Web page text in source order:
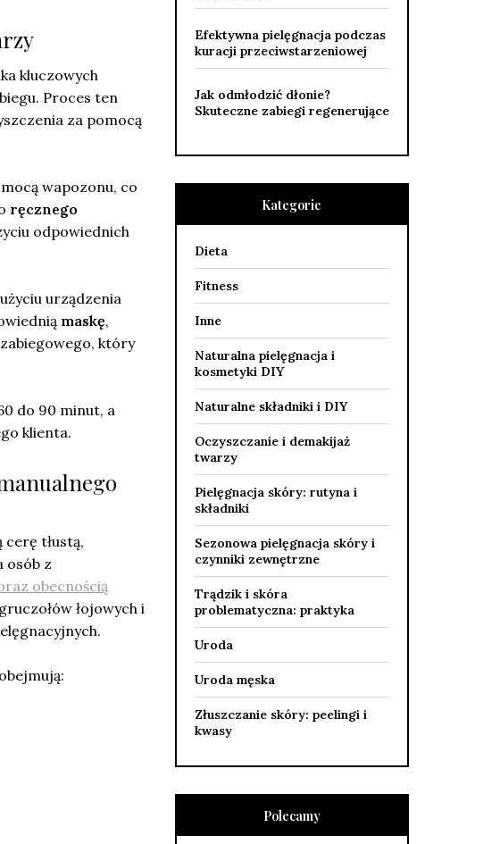
kluczowych
Proces ten
za pomocą
wapozonu, co
ręcznego
odpowiednich
urządzenia
maskę,
który
do 90 minut, a
klienta.
tłustą,
osób z
obecnością
łojowych i
Efektywna pielęgnacja podczas
kuracji przeciwstarzeniowej
Jak odmłodzić dłonie?
Skuteczne zabiegi regenerujące
Kategorie
Dieta
Fitness
Inne
Naturalna pielęgnacja i
kosmetyki DIY
Naturalne składniki i DIY
Oczyszczanie i demakijaż
twarzy
Pielęgnacja skóry: rutyna i
składniki
Sezonowa pielęgnacja skóry i
czynniki zewnętrzne
Trądzik i skóra
problematyczna: praktyka
Uroda
Uroda męska
Złuszczanie skóry: peelingi i
kwasy
Polecamy